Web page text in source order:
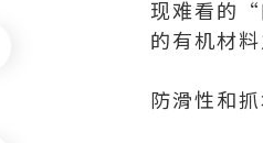
现难看的“
的有机材料
防滑性和